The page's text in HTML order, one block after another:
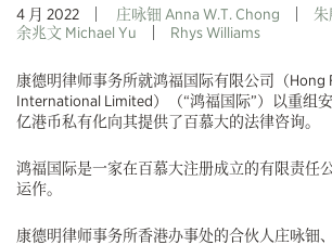
4 月 2022 庄咏钿 Anna W.T. Chong
朱
余兆文 Michael Yu
Rhys Williams
康德明律师事务所就鸿福国际有限公司（Hong
International Limited）（“鸿福国际”）以重组
亿港币私有化向其提供了百慕大的法律咨询。
鸿福国际是一家在百慕大注册成立的有限责任
运作。
康德明律师事务所香港办事处的合伙人庄咏钿